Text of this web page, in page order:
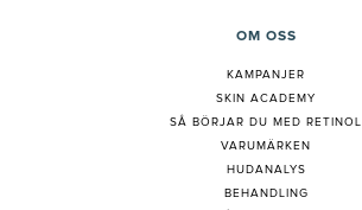
OM OSS
KAMPANJER
SKIN ACADEMY
SÅ BÖRJAR DU MED RETINOL
VARUMÄRKEN
HUDANALYS
BEHANDLING